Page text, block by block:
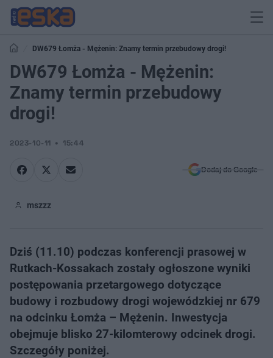
DW679 Łomża - Mężenin: Znamy termin przebudowy drogi!
DW679 Łomża - Mężenin:
Znamy termin przebudowy
drogi!
2023-10-11 15:44
Dodaj do Google
mszzz
Dziś (11.10) podczas konferencji prasowej w
Rutkach-Kossakach zostały ogłoszone wyniki
postępowania przetargowego dotyczące
budowy i rozbudowy drogi wojewódzkiej nr 679
na odcinku Łomża – Mężenin. Inwestycja
obejmuje blisko 27-kilomterowy odcinek drogi.
Szczegóły poniżej.